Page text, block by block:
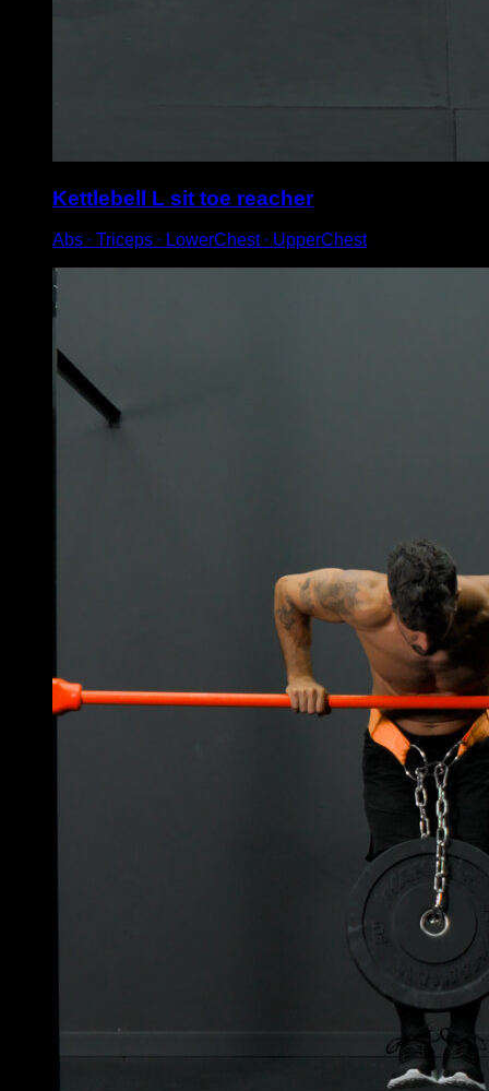
Kettlebell L sit toe reacher
Abs ∙ Triceps ∙ LowerChest ∙ UpperChest